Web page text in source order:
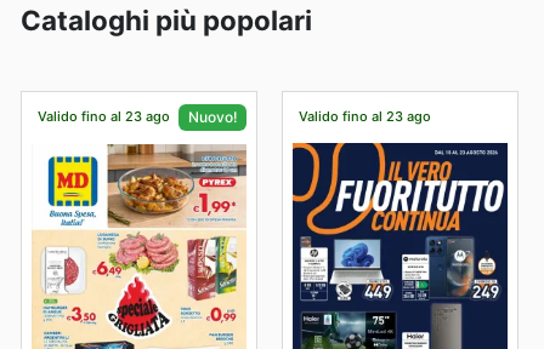
Cataloghi più popolari
Valido fino al 23 ago Nuovo! Valido fino al 23 ago